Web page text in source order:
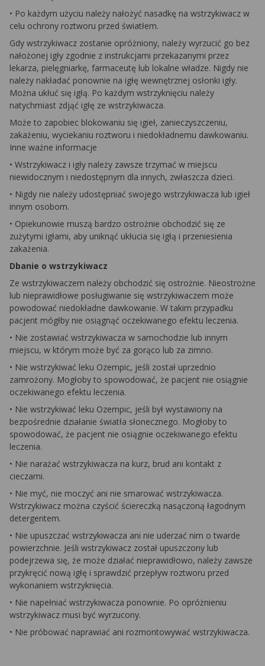
• Po każdym użyciu należy nałożyć nasadkę na wstrzykiwacz w
celu ochrony roztworu przed światłem.
Gdy wstrzykiwacz zostanie opróżniony, należy wyrzucić go bez
nałożonej igły zgodnie z instrukcjami przekazanymi przez
lekarza, pielęgniarkę, farmaceutę lub lokalne władze. Nigdy nie
należy nakładać ponownie na igłę wewnętrznej osłonki igły.
Można ukłuć się igłą. Po każdym wstrzyknięciu należy
natychmiast zdjąć igłę ze wstrzykiwacza.
Może to zapobiec blokowaniu się igieł, zanieczyszczeniu,
zakażeniu, wyciekaniu roztworu i niedokładnemu dawkowaniu.
Inne ważne informacje
• Wstrzykiwacz i igły należy zawsze trzymać w miejscu
niewidocznym i niedostępnym dla innych, zwłaszcza dzieci.
• Nigdy nie należy udostępniać swojego wstrzykiwacza lub igieł
innym osobom.
• Opiekunowie muszą bardzo ostrożnie obchodzić się ze
zużytymi igłami, aby uniknąć ukłucia się igłą i przeniesienia
zakażenia.
Dbanie o wstrzykiwacz
Ze wstrzykiwaczem należy obchodzić się ostrożnie. Nieostrożne
lub nieprawidłowe posługiwanie się wstrzykiwaczem może
powodować niedokładne dawkowanie. W takim przypadku
pacjent mógłby nie osiągnąć oczekiwanego efektu leczenia.
• Nie zostawiać wstrzykiwacza w samochodzie lub innym
miejscu, w którym może być za gorąco lub za zimno.
• Nie wstrzykiwać leku Ozempic, jeśli został uprzednio
zamrożony. Mogłoby to spowodować, że pacjent nie osiągnie
oczekiwanego efektu leczenia.
• Nie wstrzykiwać leku Ozempic, jeśli był wystawiony na
bezpośrednie działanie światła słonecznego. Mogłoby to
spowodować, że pacjent nie osiągnie oczekiwanego efektu
leczenia.
• Nie narażać wstrzykiwacza na kurz, brud ani kontakt z
cieczami.
• Nie myć, nie moczyć ani nie smarować wstrzykiwacza.
Wstrzykiwacz można czyścić ściereczką nasączoną łagodnym
detergentem.
• Nie upuszczać wstrzykiwacza ani nie uderzać nim o twarde
powierzchnie. Jeśli wstrzykiwacz został upuszczony lub
podejrzewa się, że może działać nieprawidłowo, należy zawsze
przykręcić nową igłę i sprawdzić przepływ roztworu przed
wykonaniem wstrzyknięcia.
• Nie napełniać wstrzykiwacza ponownie. Po opróżnieniu
wstrzykiwacz musi być wyrzucony.
• Nie próbować naprawiać ani rozmontowywać wstrzykiwacza.